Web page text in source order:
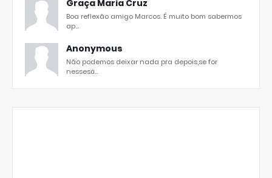
Graça Maria Cruz
Boa reflexão amigo Marcos. É muito bom sabermos
ap...
Anonymous
Não podemos deixar nada pra depois,se for
nessesá...